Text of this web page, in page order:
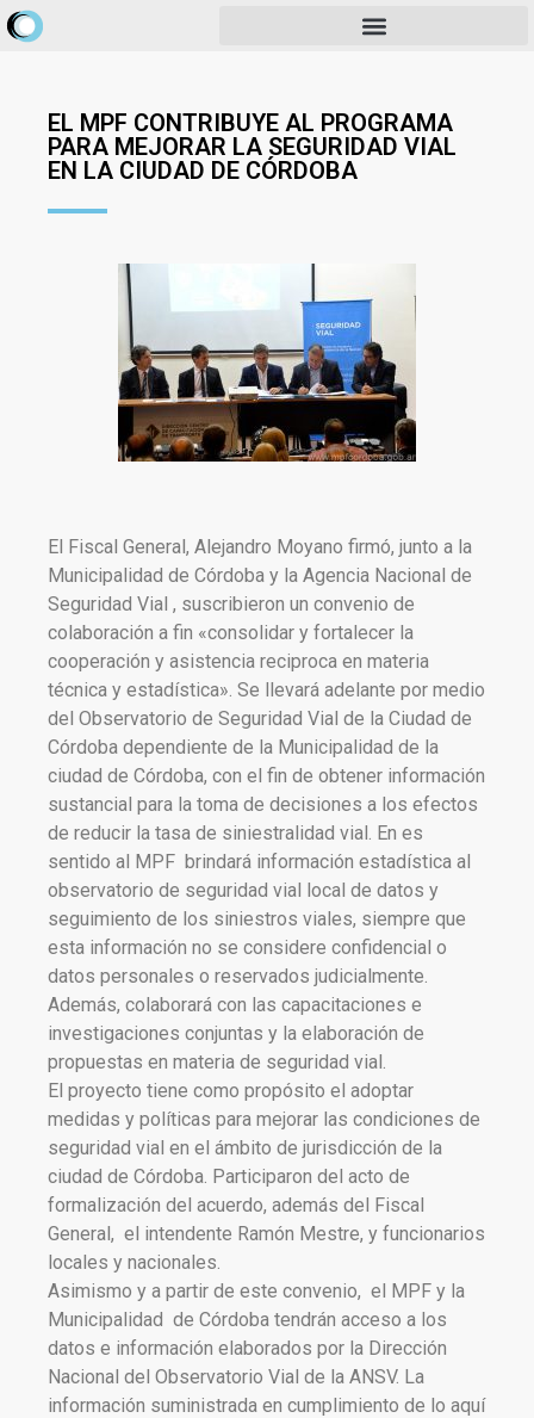
EL MPF CONTRIBUYE AL PROGRAMA
PARA MEJORAR LA SEGURIDAD VIAL
EN LA CIUDAD DE CÓRDOBA
El Fiscal General, Alejandro Moyano firmó, junto a la
Municipalidad de Córdoba y la Agencia Nacional de
Seguridad Vial , suscribieron un convenio de
colaboración a fin «consolidar y fortalecer la
cooperación y asistencia reciproca en materia
técnica y estadística». Se llevará adelante por medio
del Observatorio de Seguridad Vial de la Ciudad de
Córdoba dependiente de la Municipalidad de la
ciudad de Córdoba, con el fin de obtener información
sustancial para la toma de decisiones a los efectos
de reducir la tasa de siniestralidad vial. En es
sentido al MPF brindará información estadística al
observatorio de seguridad vial local de datos y
seguimiento de los siniestros viales, siempre que
esta información no se considere confidencial o
datos personales o reservados judicialmente.
Además, colaborará con las capacitaciones e
investigaciones conjuntas y la elaboración de
propuestas en materia de seguridad vial.
El proyecto tiene como propósito el adoptar
medidas y políticas para mejorar las condiciones de
seguridad vial en el ámbito de jurisdicción de la
ciudad de Córdoba. Participaron del acto de
formalización del acuerdo, además del Fiscal
General, el intendente Ramón Mestre, y funcionarios
locales y nacionales.
Asimismo y a partir de este convenio, el MPF y la
Municipalidad de Córdoba tendrán acceso a los
datos e información elaborados por la Dirección
Nacional del Observatorio Vial de la ANSV. La
información suministrada en cumplimiento de lo aquí